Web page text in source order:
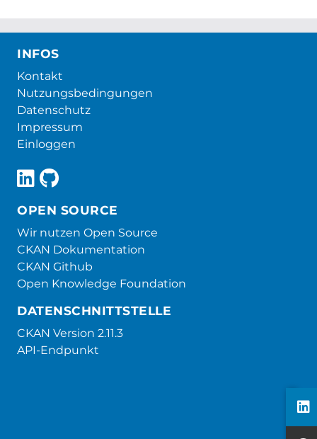
INFOS
Kontakt
Nutzungsbedingungen
Datenschutz
Impressum
Einloggen
OPEN SOURCE
Wir nutzen Open Source
CKAN Dokumentation
CKAN Github
Open Knowledge Foundation
DATENSCHNITTSTELLE
CKAN Version 2.11.3
API-Endpunkt